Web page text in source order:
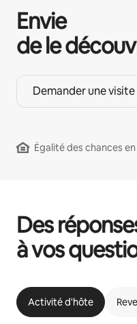
Envie
de le
Demander une visite
Égalité des chances
Des
à vos
Activité d'hôte